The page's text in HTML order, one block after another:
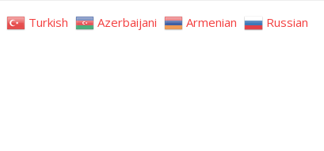
Turkish Azerbaijani Armenian Russian